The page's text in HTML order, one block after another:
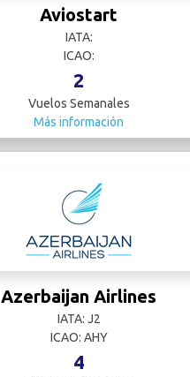
Aviostart
IATA:
ICAO:
2
Vuelos Semanales
Más información
Azerbaijan Airlines
IATA: J2
ICAO: AHY
4